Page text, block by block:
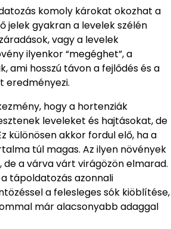
komoly károkat okozhat a
jelek gyakran a levelek szélén
vagy a levelek
ilyenkor “megéghet”, a
ami hosszú távon a fejlődés és a
eredményezi.
hogy a hortenziák
leveleket és hajtásokat, de
különösen akkor fordul elő, ha a
túl magas. Az ilyen növények
de a várva várt virágözön elmarad.
tápoldatozás azonnali
a felesleges sók kiöblítése,
már alacsonyabb adaggal